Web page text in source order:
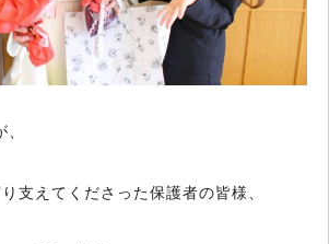
支えてくださった保護者の皆様、